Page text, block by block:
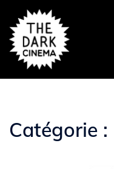
contenu
Catégorie :